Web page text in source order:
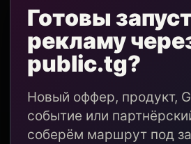
Готовы
рекламу
public.tg?
Новый оффер, продукт,
событие или
соберём маршрут под